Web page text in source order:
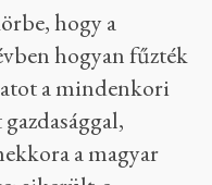
hogy a
hogyan fűzték
a mindenkori
a magyar